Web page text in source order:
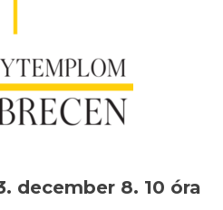
december 8. 10 óra